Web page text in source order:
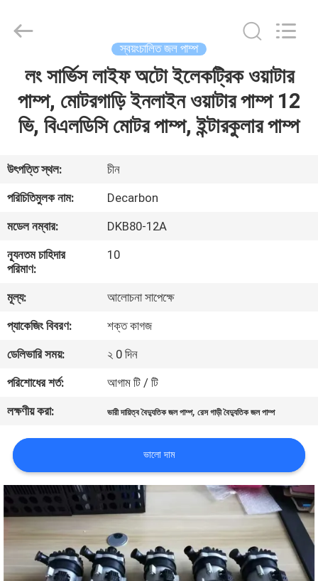
বাড়ি
পণ্য
ভিডিও
সম্পর্কে
ভ্রমণ
মান
নিয়ন্ত্রণ
সাথে
যোগাযোগ
করুন
খবর
Motor
Technology
Reserved.
স্বয়ংচালিত জল পাম্প
লং সার্ভিস লাইফ অটো ইলেকট্রিক ওয়াটার
পাম্প, মোটরগাড়ি ইনলাইন ওয়াটার পাম্প 12
ভি, বিএলডিসি মোটর পাম্প, ইন্টারকুলার পাম্প
উৎপত্তি স্থল:
চীন
পরিচিতিমুলক নাম:
Decarbon
মডেল নম্বার:
DKB80-12A
ন্যূনতম চাহিদার
পরিমাণ:
10
মূল্য:
আলোচনা সাপেক্ষে
প্যাকেজিং বিবরণ:
শক্ত কাগজ
ডেলিভারি সময়:
২ 0 দিন
পরিশোধের শর্ত:
আগাম টি / টি
লক্ষণীয় করা:
ভারী দায়িত্ব বৈদ্যুতিক জল পাম্প,রেস গাড়ী বৈদ্যুতিক জল পাম্প
ভালো দাম